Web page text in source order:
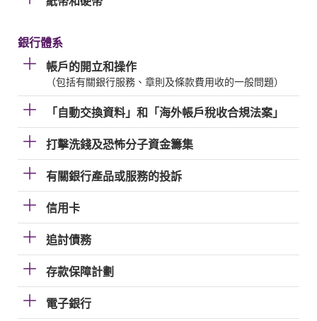
銀行體系
帳戶的開立和操作
（包括有關銀行服務、章則及條款費用收的一般問題）
「自動交換資料」和「海外帳戶稅收合規法案」
打擊洗錢及恐怖分子資金籌集
有關銀行產品或服務的投訴
信用卡
追討債務
存款保障計劃
電子銀行